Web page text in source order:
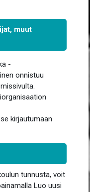
muut
-
onnistuu
kirjautumaan
tunnusta, voit
Luo uusi